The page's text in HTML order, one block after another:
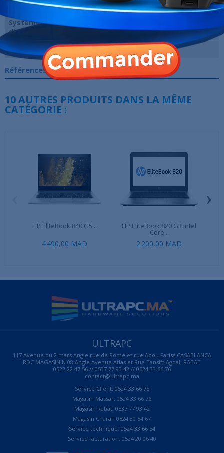
Clavier
QWERTY
Système
d'exploitation
Marque Hewlett-Packard
Références spécifiques
10 AUTRES PRODUITS DANS LA MÊME
CATÉGORIE :
HP EliteBook 840 G5...
4 490,00 MAD
HP EliteBook 820 G3 Intel
Core...
2 200,00 MAD
›
ULTRAPC
117 Avenue du 2 mars Angle rue de Rome et rue Abou Fariss CASABLANCA
RDC MAGASIN N 08 Angle Avenue Atlas et Rue Tansift Agdal, RABAT
0522 22 47 56 // 0537 77 93 42 // 0524 33 66 76
contact@ultrapc.ma
Service Client: 0524 33 66 75
Magasin Massar: 0524 33 66 76
Magasin Rabat: 0537 77 93 42
Magasin Charaf: 0524 30 54 67
Service technique: 0524 33 66 54
Service facturation: 0524 20 06 40